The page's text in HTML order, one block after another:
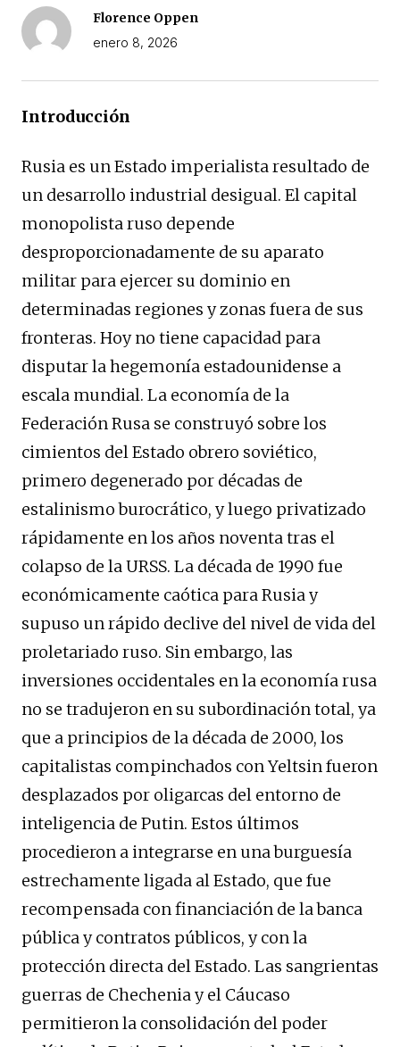
Florence Oppen
enero 8, 2026
Introducción
Rusia es un Estado imperialista resultado de
un desarrollo industrial desigual. El capital
monopolista ruso depende
desproporcionadamente de su aparato
militar para ejercer su dominio en
determinadas regiones y zonas fuera de sus
fronteras. Hoy no tiene capacidad para
disputar la hegemonía estadounidense a
escala mundial. La economía de la
Federación Rusa se construyó sobre los
cimientos del Estado obrero soviético,
primero degenerado por décadas de
estalinismo burocrático, y luego privatizado
rápidamente en los años noventa tras el
colapso de la URSS. La década de 1990 fue
económicamente caótica para Rusia y
supuso un rápido declive del nivel de vida del
proletariado ruso. Sin embargo, las
inversiones occidentales en la economía rusa
no se tradujeron en su subordinación total, ya
que a principios de la década de 2000, los
capitalistas compinchados con Yeltsin fueron
desplazados por oligarcas del entorno de
inteligencia de Putin. Estos últimos
procedieron a integrarse en una burguesía
estrechamente ligada al Estado, que fue
recompensada con financiación de la banca
pública y contratos públicos, y con la
protección directa del Estado. Las sangrientas
guerras de Chechenia y el Cáucaso
permitieron la consolidación del poder